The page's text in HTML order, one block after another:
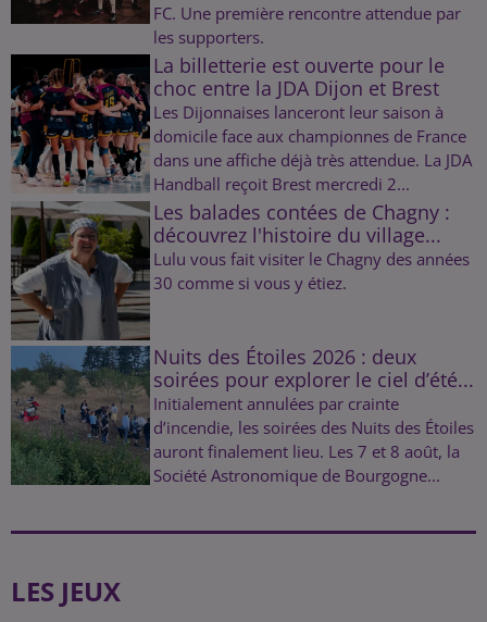
FC. Une première rencontre attendue par
les supporters.
La billetterie est ouverte pour le
choc entre la JDA Dijon et Brest
Les Dijonnaises lanceront leur saison à
domicile face aux championnes de France
dans une affiche déjà très attendue. La JDA
Handball reçoit Brest mercredi 2...
Les balades contées de Chagny :
découvrez l'histoire du village...
Lulu vous fait visiter le Chagny des années
30 comme si vous y étiez.
Nuits des Étoiles 2026 : deux
soirées pour explorer le ciel d’été...
Initialement annulées par crainte
d’incendie, les soirées des Nuits des Étoiles
auront finalement lieu. Les 7 et 8 août, la
Société Astronomique de Bourgogne...
LES JEUX